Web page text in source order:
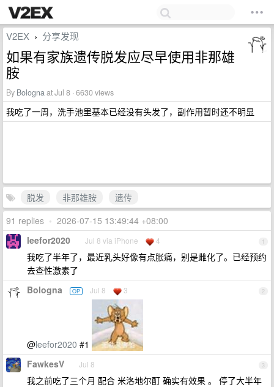
V2EX › 分享发现
如果有家族遗传脱发应尽早使用非那雄
胺
By Bolognaat Jul 8 · 6630 views
我吃了一周，洗手池里基本已经没有头发了，副作用暂时还不明显
脱发 非那雄胺
遗传
91 replies • 2026-07-15 13:49:44 +08:00
1
leefor2020 Jul 8 via iPhone 4
我吃了半年了，最近乳头好像有点胀痛，别是雌化了。已经预约
去查性激素了
2
Bologna OP Jul 8 3
@leefor2020 #1
3
FawkesV Jul 8
我之前吃了三个月 配合 米洛地尔酊 确实有效果 。 停了大半年